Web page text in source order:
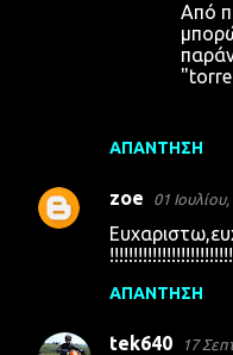
ΑΠΆΝΤΗΣΗ
Από
zoe 01
ΑΠΆΝΤΗΣΗ
tek640 17